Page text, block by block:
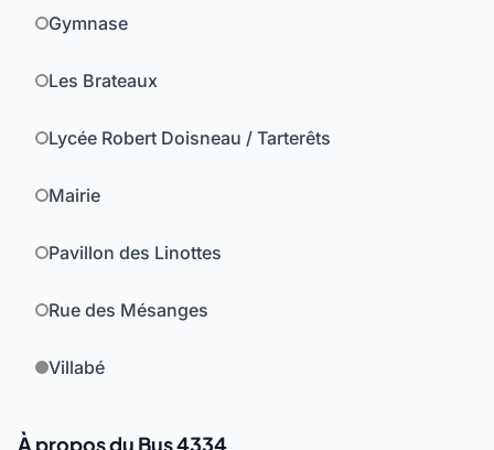
Gymnase
Les Brateaux
Lycée Robert Doisneau / Tarterêts
Mairie
Pavillon des Linottes
Rue des Mésanges
Villabé
À propos du Bus 4334